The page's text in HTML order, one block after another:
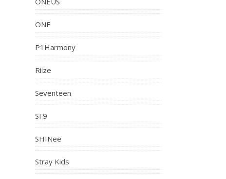
ONF
P1Harmony
Riize
Seventeen
SF9
SHINee
Stray Kids